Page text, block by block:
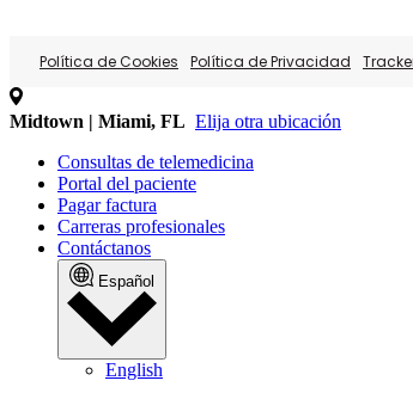
Política de Cookies Política de Privacidad
Midtown | Miami, FL Elija otra ubicación
Consultas de telemedicina
Portal del paciente
Pagar factura
Carreras profesionales
Contáctanos
Español
English